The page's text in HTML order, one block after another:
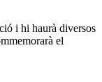
i hi haurà diversos
el